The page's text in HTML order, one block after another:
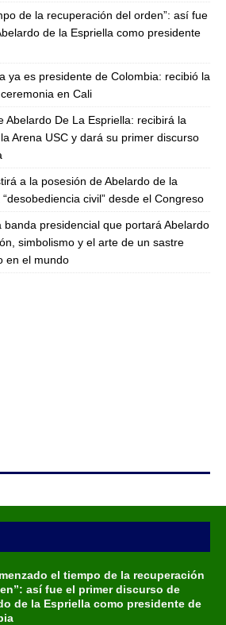
de la recuperación del orden”: así fue
de la Espriella como presidente
ya es presidente de Colombia: recibió la
en Cali
Abelardo De La Espriella: recibirá la
Arena USC y dará su primer discurso
a la posesión de Abelardo de la
civil” desde el Congreso
banda presidencial que portará Abelardo
simbolismo y el arte de un sastre
en el mundo
el tiempo de la recuperación
así fue el primer discurso de
de la Espriella como presidente de